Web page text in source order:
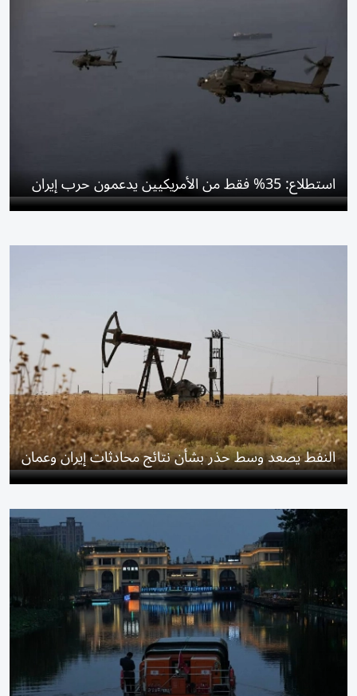
استطلاع: 35% فقط من الأمريكيين يدعمون حرب إيران
النفط يصعد وسط حذر بشأن نتائج محادثات إيران وعمان